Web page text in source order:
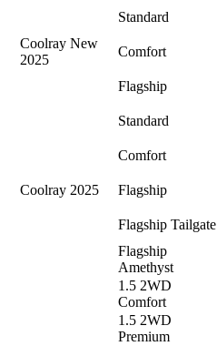
Coolray New
2025
Standard
Comfort
Flagship
Coolray 2025
Standard
Comfort
Flagship
Flagship Tailgate
Flagship
Amethyst
1.5 2WD
Comfort
1.5 2WD
Premium